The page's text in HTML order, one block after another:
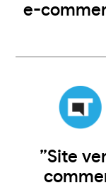
e-
”Site